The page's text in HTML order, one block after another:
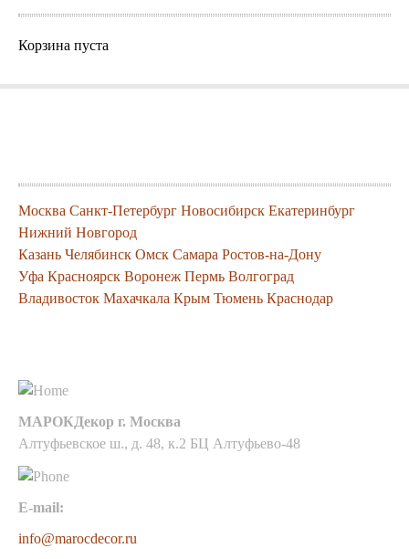
Корзина пуста
Москва Санкт-Петербург Новосибирск Екатеринбург
Нижний Новгород
Казань Челябинск Омск Самара Ростов-на-Дону
Уфа Красноярск Воронеж Пермь Волгоград
Владивосток Махачкала Крым Тюмень Краснодар
МАРОКДекор г. Москва
Алтуфьевское ш., д. 48, к.2 БЦ Алтуфьево-48
E-mail:
info@marocdecor.ru